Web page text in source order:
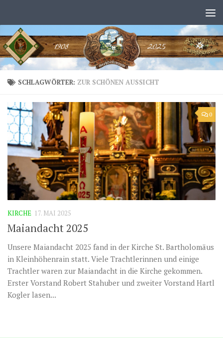
SCHLAGWÖRTER: ZUR SCHÖNEN AUSSICHT
0
KIRCHE 17. MAI 2025
Maiandacht 2025
Unsere Maiandacht 2025 fand in der Kirche St. Bartholomäus
in Kleinhöhenrain statt. Viele Trachtlerinnen und einige
Trachtler waren zur Maiandacht in die Kirche gekommen.
Erster Vorstand Robert Stahuber und zweiter Vorstand Hartl
Kogler lasen...